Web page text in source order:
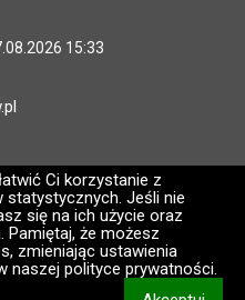
Ci korzystanie z
Jeśli nie
się na ich użycie oraz
Pamiętaj, że możesz
zmieniając ustawienia
naszej polityce prywatności.
15:33
ARAW